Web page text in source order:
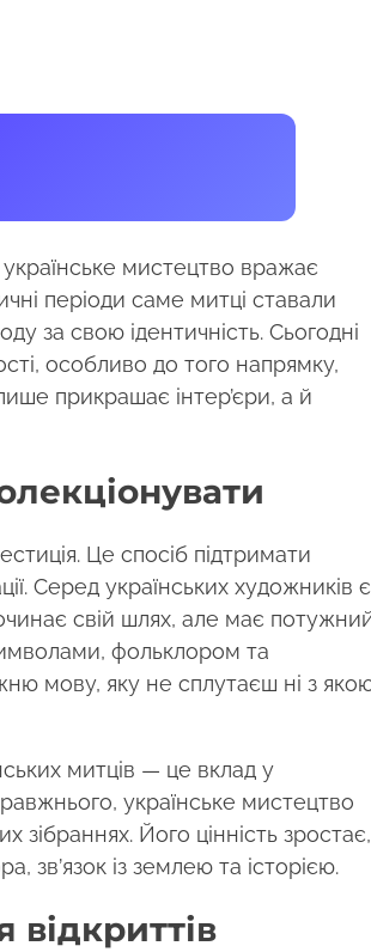
мистецтво вражає
періоди саме митці ставали
за свою ідентичність. Сьогодні
особливо до того напрямку,
прикрашає інтер’єри, а й
Це спосіб підтримати
Серед українських художників є
свій шлях, але має
фольклором та
мову, яку не сплутаєш ні з
митців — це вклад у
українське мистецтво
зібраннях. Його цінність зростає,
зв’язок із землею та історією.